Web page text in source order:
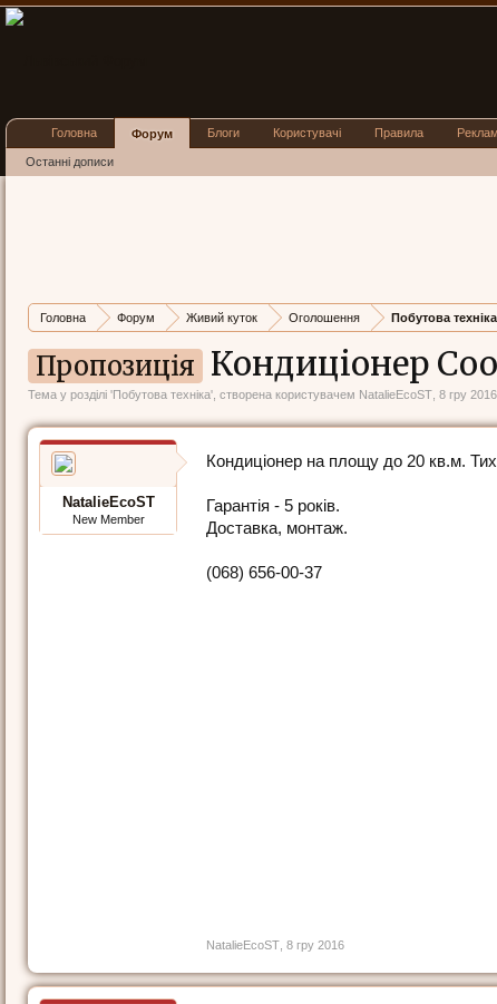
Головна Форум Живий куток Оголошення Побутова техніка
Пропозиція Кондиціонер
Тема у розділі 'Побутова техніка', створена користувачем NatalieEcoST 8 гру 2016
NatalieEcoST
New Member
Кондиціонер на площу до 20 кв.м.
Гарантія - 5 років.
Доставка, монтаж.
(068) 656-00-37
NatalieEcoST 8 гру 2016
Головна Форум
Останні дописи
Блоги Користувачі Правила